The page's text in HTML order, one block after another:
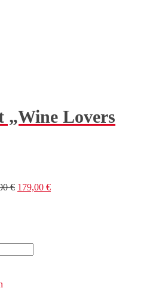
„Wine Lovers
€ Ursprünglicher
179,00 €Aktueller